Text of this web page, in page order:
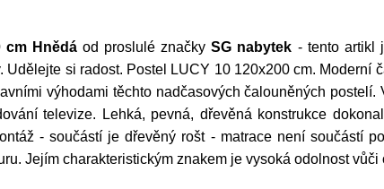
cm Hnědáod proslulé značkySG nabytek - tento artikl
si radost. Postel LUCY 10 120x200 cm. Moderní
výhodami těchto nadčasových čalouněných
televize. Lehká, pevná, dřevěná konstrukce
- součástí je dřevěný rošt - matrace není součástí
Jejím charakteristickým znakem je vysoká odolnost